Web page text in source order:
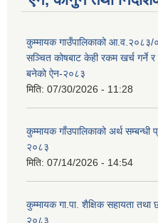
कुम्मायक गाउँपालिकाको आ.व.२०८३/
सञ्चित कोषबाट केही रकम खर्च गर्ने र
बनेको ऐन-२०८३
मिति: 07/30/2026 - 11:28
कुम्मायक गाँउपालिकाको अर्थ सम्बन्धी
२०८३
मिति: 07/14/2026 - 14:54
कुम्मायक गा.पा. शैक्षिक सहायता तथा
२०८३